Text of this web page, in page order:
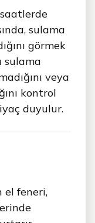
sulama
görmek
sulama
veya
kontrol
duyulur.
el feneri,